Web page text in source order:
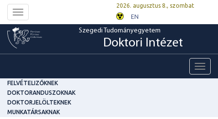
Toggle
navigation
2026. augusztus 8., szombat
EN
Szegedi Tudományegyetem
Doktori Intézet
FELVÉTELIZŐKNEK
DOKTORANDUSZOKNAK
DOKTORJELÖLTEKNEK
MUNKATÁRSAKNAK